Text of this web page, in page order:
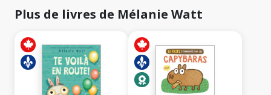
Plus de livres de Mélanie Watt